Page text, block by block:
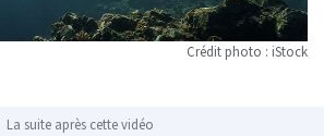
Crédit photo : iStock
La suite après cette vidéo